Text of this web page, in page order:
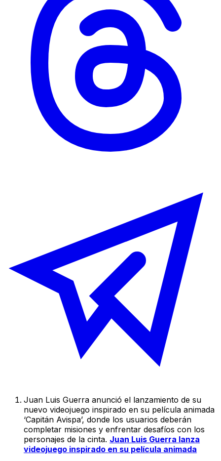
Juan Luis Guerra anunció el lanzamiento de su
nuevo videojuego inspirado en su película animada
‘Capitán Avispa’, donde los usuarios deberán
completar misiones y enfrentar desafíos con los
personajes de la cinta. Juan Luis Guerra lanza
videojuego inspirado en su película animada